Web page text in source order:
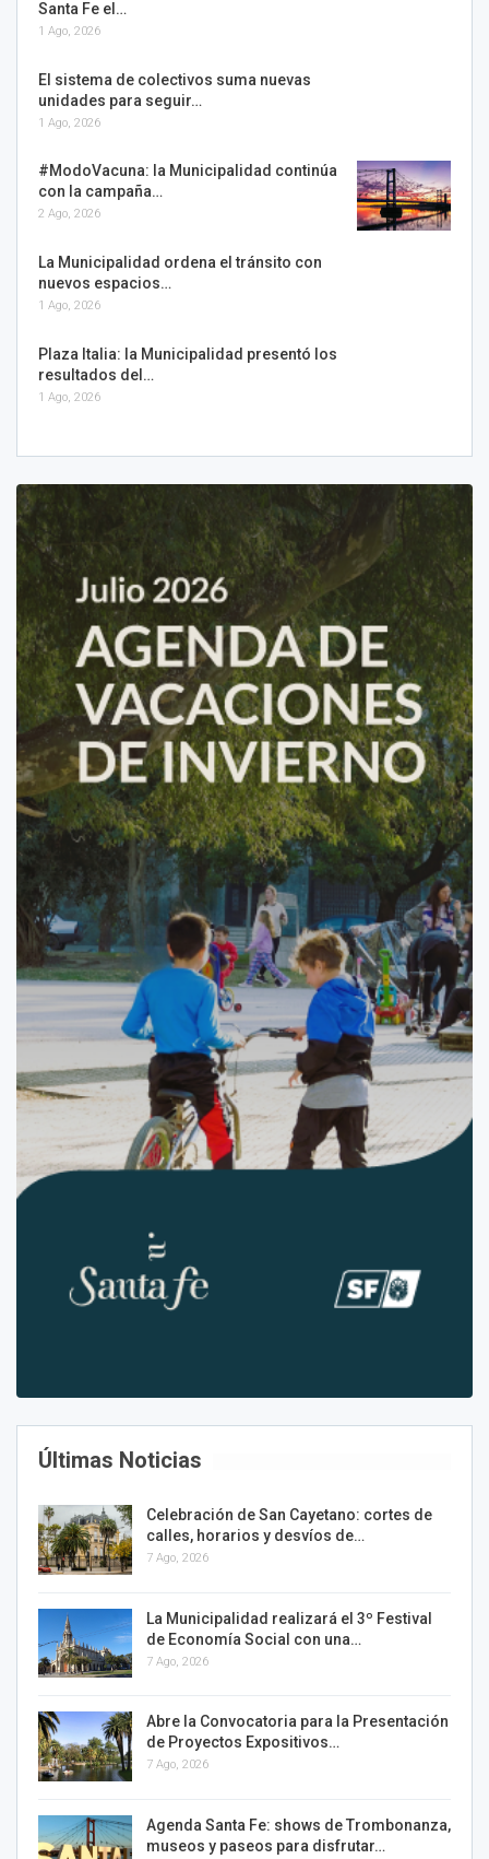
Santa Fe el…
1 Ago, 2026
El sistema de colectivos suma nuevas
unidades para seguir…
1 Ago, 2026
#ModoVacuna: la Municipalidad continúa
con la campaña…
2 Ago, 2026
La Municipalidad ordena el tránsito con
nuevos espacios…
1 Ago, 2026
Plaza Italia: la Municipalidad presentó los
resultados del…
1 Ago, 2026
Últimas Noticias
Celebración de San Cayetano: cortes de
calles, horarios y desvíos de…
7 Ago, 2026
La Municipalidad realizará el 3º Festival
de Economía Social con una…
7 Ago, 2026
Abre la Convocatoria para la Presentación
de Proyectos Expositivos…
7 Ago, 2026
Agenda Santa Fe: shows de Trombonanza,
museos y paseos para disfrutar…